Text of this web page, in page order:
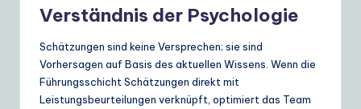
Verständnis der Psychologie
Schätzungen sind keine Versprechen; sie sind
Vorhersagen auf Basis des aktuellen Wissens. Wenn die
Führungsschicht Schätzungen direkt mit
Leistungsbeurteilungen verknüpft, optimiert das Team